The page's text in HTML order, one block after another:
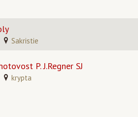
Sakristie
P. J.Regner SJ
krypta